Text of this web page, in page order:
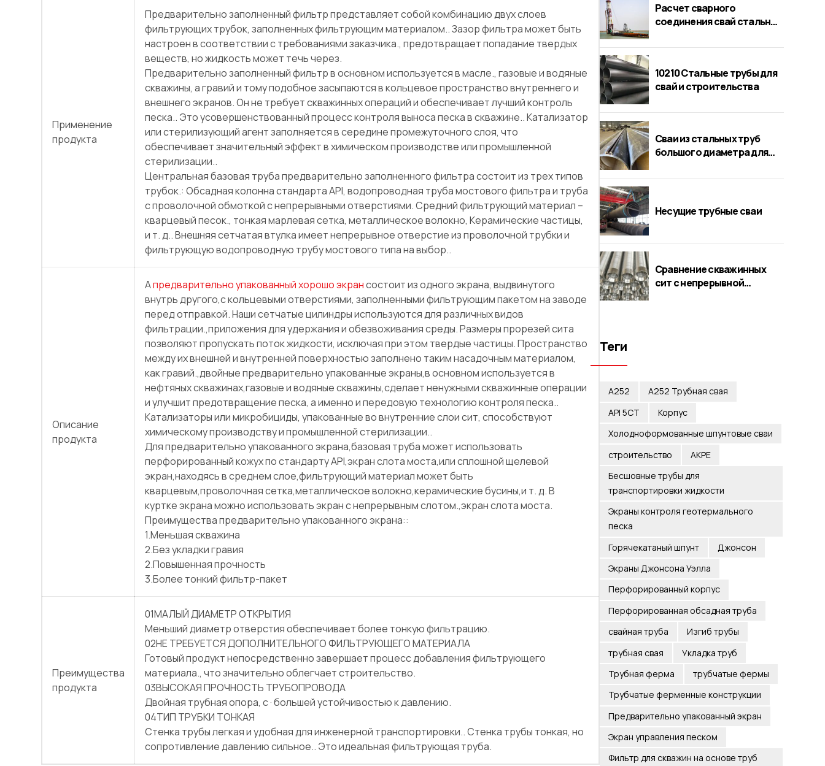
Применение
продукта
Предварительно заполненный фильтр представляет собой комбинацию двух слоев
фильтрующих трубок, заполненных фильтрующим материалом.. Зазор фильтра может быть
настроен в соответствии с требованиями заказчика., предотвращает попадание твердых
веществ, но жидкость может течь через.
Предварительно заполненный фильтр в основном используется в масле., газовые и водяные
скважины, а гравий и тому подобное засыпаются в кольцевое пространство внутреннего и
внешнего экранов. Он не требует скважинных операций и обеспечивает лучший контроль
песка.. Это усовершенствованный процесс контроля выноса песка в скважине.. Катализатор
или стерилизующий агент заполняется в середине промежуточного слоя, что
обеспечивает значительный эффект в химическом производстве или промышленной
стерилизации..
Центральная базовая труба предварительно заполненного фильтра состоит из трех типов
трубок.: Обсадная колонна стандарта API, водопроводная труба мостового фильтра и труба
с проволочной обмоткой с непрерывными отверстиями. Средний фильтрующий материал –
кварцевый песок., тонкая марлевая сетка, металлическое волокно, Керамические частицы,
и т. д.. Внешняя сетчатая втулка имеет непрерывное отверстие из проволочной трубки и
фильтрующую водопроводную трубу мостового типа на выбор..
Описание
продукта
Апредварительно упакованный хорошо экрансостоит из одного экрана, выдвинутого
внутрь другого,с кольцевыми отверстиями, заполненными фильтрующим пакетом на заводе
перед отправкой. Наши сетчатые цилиндры используются для различных видов
фильтрации.,приложения для удержания и обезвоживания среды. Размеры прорезей сита
позволяют пропускать поток жидкости, исключая при этом твердые частицы. Пространство
между их внешней и внутренней поверхностью заполнено таким насадочным материалом,
как гравий.,двойные предварительно упакованные экраны,в основном используется в
нефтяных скважинах,газовые и водяные скважины,сделает ненужными скважинные операции
и улучшит предотвращение песка, а именно и передовую технологию контроля песка..
Катализаторы или микробициды, упакованные во внутренние слои сит, способствуют
химическому производству и промышленной стерилизации..
Для предварительно упакованного экрана,базовая труба может использовать
перфорированный кожух по стандарту API,экран слота моста,или сплошной щелевой
экран,находясь в среднем слое,фильтрующий материал может быть
кварцевым,проволочная сетка,металлическое волокно,керамические бусины,и т. д. В
куртке экрана можно использовать экран с непрерывным слотом.,экран слота моста.
Преимущества предварительно упакованного экрана::
1.Меньшая скважина
2.Без укладки гравия
2.Повышенная прочность
3.Более тонкий фильтр-пакет
Преимущества
продукта
01МАЛЫЙ ДИАМЕТР ОТКРЫТИЯ
Меньший диаметр отверстия обеспечивает более тонкую фильтрацию.
02НЕ ТРЕБУЕТСЯ ДОПОЛНИТЕЛЬНОГО ФИЛЬТРУЮЩЕГО МАТЕРИАЛА
Готовый продукт непосредственно завершает процесс добавления фильтрующего
материала., что значительно облегчает строительство.
03ВЫСОКАЯ ПРОЧНОСТЬ ТРУБОПРОВОДА
Двойная трубная опора, с · большей устойчивостью к давлению.
04ТИП ТРУБКИ ТОНКАЯ
Стенка трубы легкая и удобная для инженерной транспортировки.. Стенка трубы тонкая, но
сопротивление давлению сильное.. Это идеальная фильтрующая труба.
Расчет сварного
соединения свай стальных
10210 Стальные трубы для
свай и строительства
Сваи из стальных труб
большого диаметра для
Несущие трубные сваи
Сравнение скважинных
сит с непрерывной
Теги
А252
A252 Трубная свая
API 5CT
Корпус
Холодноформованные шпунтовые сваи
строительство
АКРЕ
Бесшовные трубы для
транспортировки жидкости
Экраны контроля геотермального
песка
Горячекатаный шпунт
Джонсон
Экраны Джонсона Уэлла
Перфорированный корпус
Перфорированная обсадная труба
свайная труба
Изгиб трубы
трубная свая
Укладка труб
Трубная ферма
трубчатые фермы
Трубчатые ферменные конструкции
Предварительно упакованный экран
Экран управления песком
Фильтр для скважин на основе труб